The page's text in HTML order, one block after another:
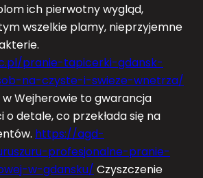
ich pierwotny wygląd,
wszelkie plamy, nieprzyjemne
pranie-tapicerki-gdansk-
na-czyste-i-swieze-wnetrza/
Wejherowie to gwarancja
o detale, co przekłada się na
https://agd-
profesjonalne-pranie-
w-gdansku/ Czyszczenie